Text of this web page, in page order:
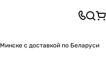
с доставкой по Беларуси